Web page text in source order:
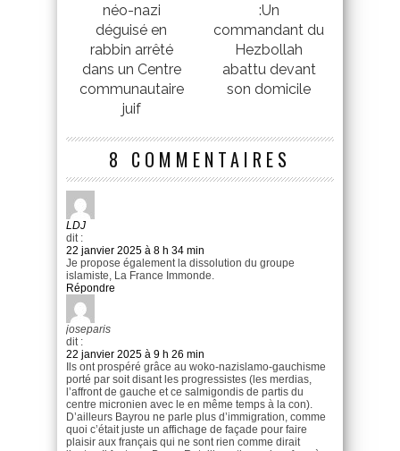
néo-nazi
déguisé en
rabbin arrêté
dans un Centre
communautaire
juif
:Un
commandant du
Hezbollah
abattu devant
son domicile
8 COMMENTAIRES
LDJ
dit :
22 janvier 2025 à 8 h 34 min
Je propose également la dissolution du groupe
islamiste, La France Immonde.
Répondre
joseparis
dit :
22 janvier 2025 à 9 h 26 min
Ils ont prospéré grâce au woko-nazislamo-gauchisme
porté par soit disant les progressistes (les merdias,
l’affront de gauche et ce salmigondis de partis du
centre micronien avec le en même temps à la con).
D’ailleurs Bayrou ne parle plus d’immigration, comme
quoi c’était juste un affichage de façade pour faire
plaisir aux français qui ne sont rien comme dirait